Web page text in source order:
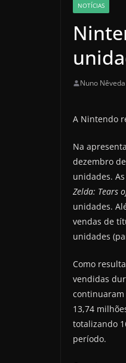
NOTÍCIAS
Nuno Nêveda
A Nintendo
Na
dezembro
unidades.
Zelda: Tears
unidades.
vendas de
unidades
Como
vendidas
continuaram
13,74
totalizando
período.